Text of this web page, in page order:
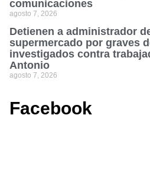
comunicaciones
agosto 7, 2026
Detienen a administrador
supermercado por graves
investigados contra
Antonio
agosto 7, 2026
Facebook